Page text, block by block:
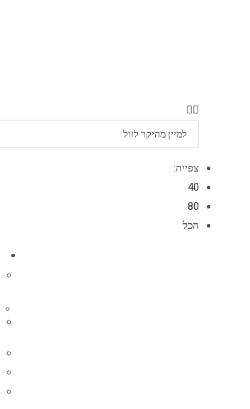
צפייה:
40
80
הכל